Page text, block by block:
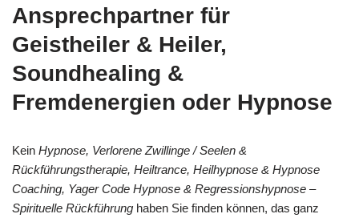
Ansprechpartner für
Geistheiler & Heiler,
Soundhealing &
Fremdenergien oder Hypnose
Kein Hypnose, Verlorene Zwillinge / Seelen &
Rückführungstherapie, Heiltrance, Heilhypnose & Hypnose
Coaching, Yager Code Hypnose & Regressionshypnose –
Spirituelle Rückführung haben Sie finden können, das ganz